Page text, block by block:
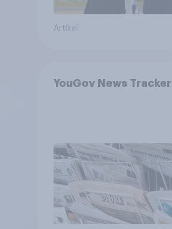
Artikel
YouGov News Tracker